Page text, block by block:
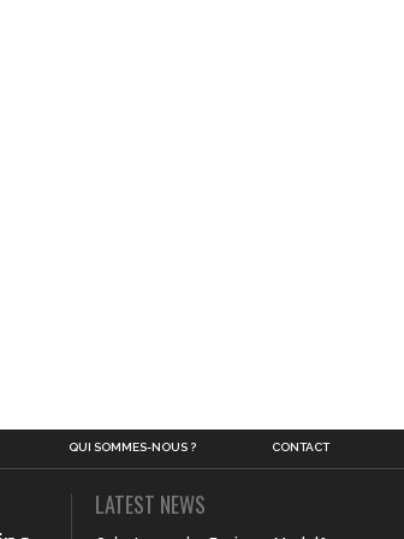
QUI SOMMES-NOUS ? CONTACT
LATEST NEWS